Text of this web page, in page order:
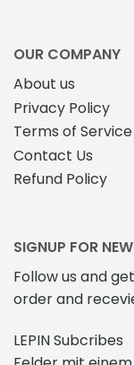
OUR COMPANY
About us
Privacy Policy
Terms of Service
Contact Us
Refund Policy
SIGNUP FOR
Follow us and
order and
LEPIN Subcribes